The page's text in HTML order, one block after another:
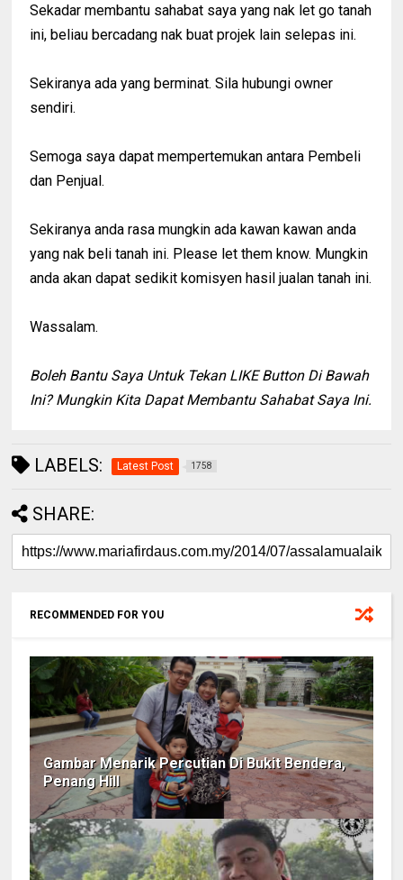
Sekadar membantu sahabat saya yang nak let go tanah
ini, beliau bercadang nak buat projek lain selepas ini.
Sekiranya ada yang berminat. Sila hubungi owner
sendiri.
Semoga saya dapat mempertemukan antara Pembeli
dan Penjual.
Sekiranya anda rasa mungkin ada kawan kawan anda
yang nak beli tanah ini. Please let them know. Mungkin
anda akan dapat sedikit komisyen hasil jualan tanah ini.
Wassalam.
Boleh Bantu Saya Untuk Tekan LIKE Button Di Bawah
Ini? Mungkin Kita Dapat Membantu Sahabat Saya Ini.
LABELS: Latest Post 1758
SHARE:
RECOMMENDED FOR YOU
Gambar Menarik Percutian Di Bukit Bendera,
Penang Hill